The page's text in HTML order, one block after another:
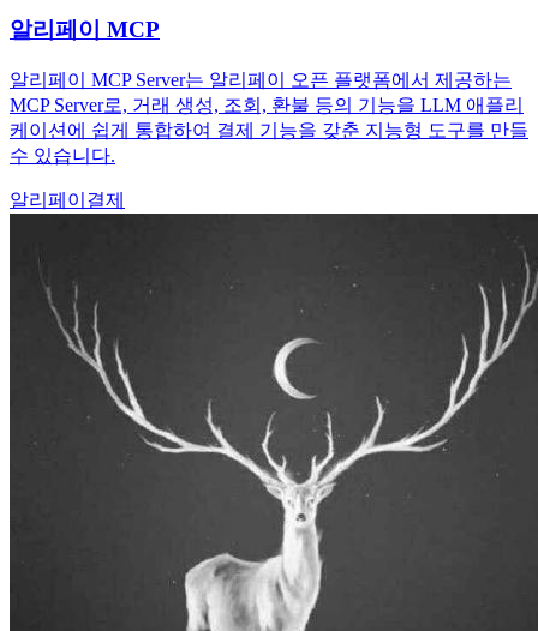
알리페이 MCP
알리페이 MCP Server는 알리페이 오픈 플랫폼에서 제공하는
MCP Server로, 거래 생성, 조회, 환불 등의 기능을 LLM 애플리
케이션에 쉽게 통합하여 결제 기능을 갖춘 지능형 도구를 만들
수 있습니다.
알리페이 결제